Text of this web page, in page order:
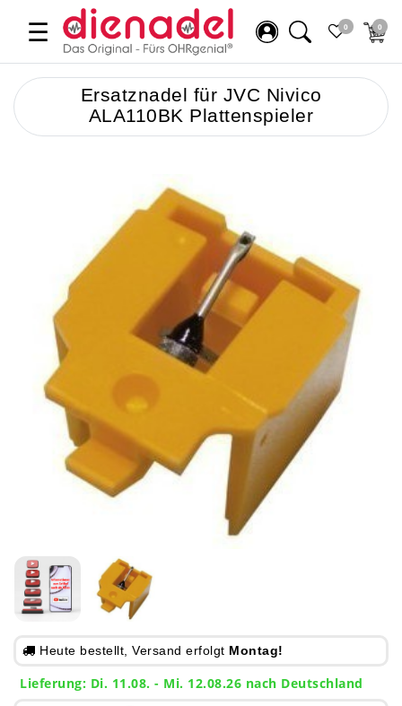
☰ 0 0
Ersatznadel für JVC Nivico
ALA110BK Plattenspieler
Heute bestellt, Versand erfolgt Montag!
Lieferung: Di. 11.08. - Mi. 12.08.26 nach Deutschland